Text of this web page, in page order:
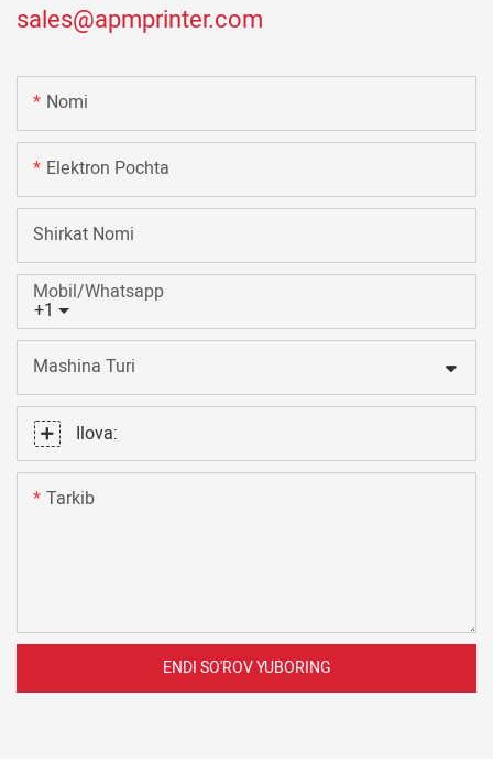
sales@apmprinter.com
Nomi
Elektron Pochta
Shirkat Nomi
+1
Mobil/Whatsapp
Mashina Turi
Ilova:
Tarkib
ENDI SO'ROV YUBORING